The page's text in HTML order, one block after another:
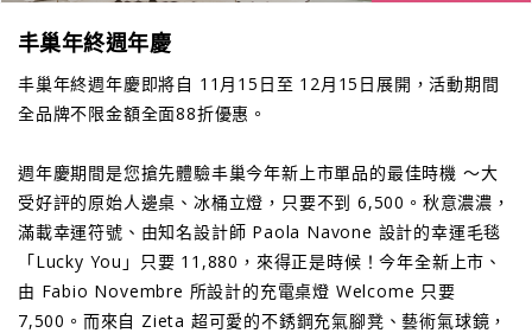
丰巢年終週年慶
丰巢年終週年慶即將自 11月15日至 12月15日展開，活動期間
全品牌不限金額全面88折優惠。
週年慶期間是您搶先體驗丰巢今年新上市單品的最佳時機 ～大
受好評的原始人邊桌、冰桶立燈，只要不到 6,500。秋意濃濃，
滿載幸運符號、由知名設計師 Paola Navone 設計的幸運毛毯
「Lucky You」只要 11,880，來得正是時候！今年全新上市、
由 Fabio Novembre 所設計的充電桌燈 Welcome 只要
7,500。而來自 Zieta 超可愛的不銹鋼充氣腳凳、藝術氣球鏡，